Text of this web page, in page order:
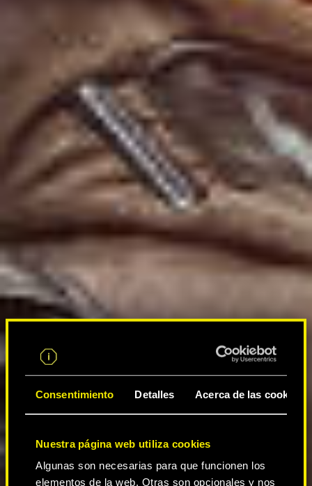
Consentimiento Detalles Acerca de las cookies
Nuestra página web utiliza cookies
Algunas son necesarias para que funcionen los
elementos de la web. Otras son opcionales y nos